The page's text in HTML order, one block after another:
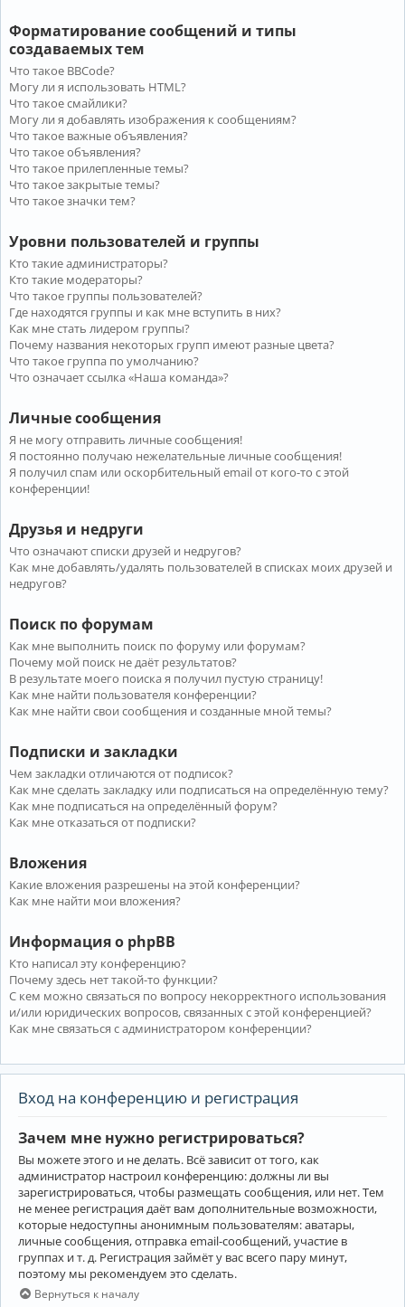
Форматирование сообщений и типы
создаваемых тем
Что такое BBCode?
Могу ли я использовать HTML?
Что такое смайлики?
Могу ли я добавлять изображения к сообщениям?
Что такое важные объявления?
Что такое объявления?
Что такое прилепленные темы?
Что такое закрытые темы?
Что такое значки тем?
Уровни пользователей и группы
Кто такие администраторы?
Кто такие модераторы?
Что такое группы пользователей?
Где находятся группы и как мне вступить в них?
Как мне стать лидером группы?
Почему названия некоторых групп имеют разные цвета?
Что такое группа по умолчанию?
Что означает ссылка «Наша команда»?
Личные сообщения
Я не могу отправить личные сообщения!
Я постоянно получаю нежелательные личные сообщения!
Я получил спам или оскорбительный email от кого-то с этой
конференции!
Друзья и недруги
Что означают списки друзей и недругов?
Как мне добавлять/удалять пользователей в списках моих друзей и
недругов?
Поиск по форумам
Как мне выполнить поиск по форуму или форумам?
Почему мой поиск не даёт результатов?
В результате моего поиска я получил пустую страницу!
Как мне найти пользователя конференции?
Как мне найти свои сообщения и созданные мной темы?
Подписки и закладки
Чем закладки отличаются от подписок?
Как мне сделать закладку или подписаться на определённую тему?
Как мне подписаться на определённый форум?
Как мне отказаться от подписки?
Вложения
Какие вложения разрешены на этой конференции?
Как мне найти мои вложения?
Информация о phpBB
Кто написал эту конференцию?
Почему здесь нет такой-то функции?
С кем можно связаться по вопросу некорректного использования
и/или юридических вопросов, связанных с этой конференцией?
Как мне связаться с администратором конференции?
Вход на конференцию и регистрация
Зачем мне нужно регистрироваться?
Вы можете этого и не делать. Всё зависит от того, как
администратор настроил конференцию: должны ли вы
зарегистрироваться, чтобы размещать сообщения, или нет. Тем
не менее регистрация даёт вам дополнительные возможности,
которые недоступны анонимным пользователям: аватары,
личные сообщения, отправка email-сообщений, участие в
группах и т. д. Регистрация займёт у вас всего пару минут,
поэтому мы рекомендуем это сделать.
Вернуться к началу